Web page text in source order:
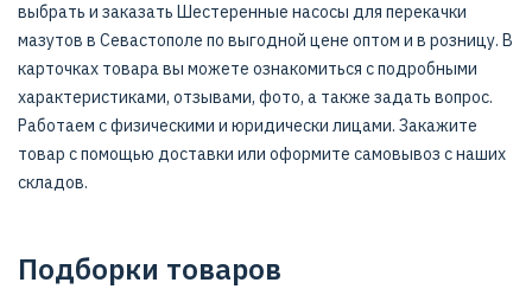
выбрать и заказать Шестеренные насосы для перекачки
мазутов в Севастополе по выгодной цене оптом и в розницу. В
карточках товара вы можете ознакомиться с подробными
характеристиками, отзывами, фото, а также задать вопрос.
Работаем с физическими и юридически лицами. Закажите
товар с помощью доставки или оформите самовывоз с наших
складов.
Подборки товаров